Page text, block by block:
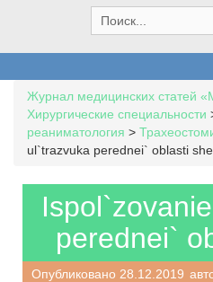
e
a
h
f
o
r
Журнал медицинских статей
Хирургические специальности
реаниматология >
ul`trazvuka perednei` oblasti
perednei`
Опубликовано 28.12.2019